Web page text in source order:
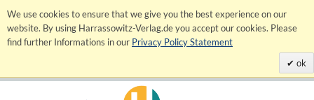
We use cookies to ensure that we give you the best experience on our
website. By using Harrassowitz-Verlag.de you accept our cookies. Please
find further Informations in our Privacy Policy Statement
ok